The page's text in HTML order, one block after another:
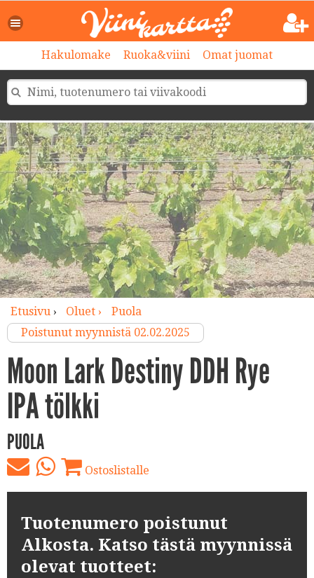
Hakulomake Ruoka&viini Omat juomat
Etusivu› Oluet ›
Puola
Poistunut myynnistä 02.02.2025
Moon Lark Destiny DDH Rye
IPA tölkki
PUOLA
Ostoslistalle
Tuotenumero poistunut
Alkosta. Katso tästä myynnissä
olevat tuotteet: